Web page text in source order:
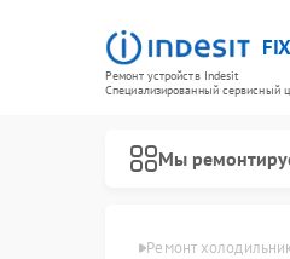
Ремонт устройств Indesit
Специализированный cервисный
Мы
Indesit в Перми Ремонт